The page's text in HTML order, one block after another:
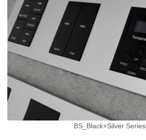
BS_Black+Silver Series